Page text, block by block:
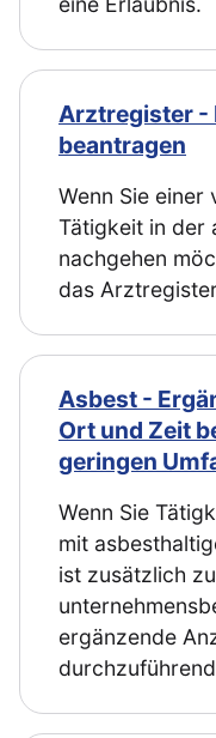
Arztregister -
beantragen
Wenn Sie
Tätigkeit in der
nachgehen
das
Asbest -
Ort und Zeit
geringen
Wenn Sie
mit
ist zusätzlich
ergänzende